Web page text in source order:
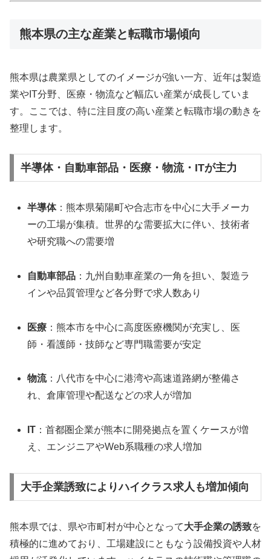
熊本県の主な産業と転職市場傾向
熊本県は農業県としてのイメージが強い一方、近年は製造
業やIT分野、医療・物流など幅広い産業が成長していま
す。ここでは、特に注目度の高い産業と転職市場の動きを
整理します。
半導体・自動車部品・医療・物流・ITが主力
半導体：熊本県菊陽町や合志市を中心に大手メーカ
ーの工場が集積。世界的な需要拡大に伴い、技術者
や研究職への需要増
自動車部品 ：九州自動車産業の一角を担い、製造ラ
インや品質管理など各分野で求人数あり
医療 ：熊本市を中心に高度医療機関が充実し、医
師・看護師・技師など専門職需要が安定
物流：八代市を中心に港湾や高速道路網が整備さ
れ、倉庫管理や配送などの求人が増加
IT ：首都圏企業が熊本に開発拠点を置くケースが増
え、エンジニアやWeb系職種の求人増加
大手企業誘致によりハイクラス求人も増加傾向
熊本県では、県や市町村が中心となって大手企業の誘致を
積極的に進めており、工場建設にともなう設備投資や人材